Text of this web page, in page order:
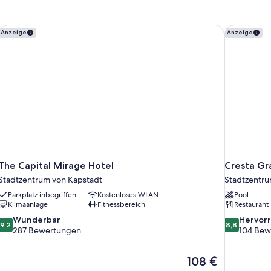
Anzeige
Capital Mirage Hotel
von Kapstadt
Parkplatz inbegriffen
Kostenloses WLAN
Klimaanlage
Fitnessbereich
9,2 Wunderbar
287 Bewertungen
Der
108 €
Capital Mirage Hotel Anzeige
Cresta
Pool
Restaurant
8.8
von
8,8
104
Cresta